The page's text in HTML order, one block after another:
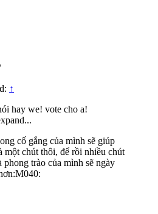
↑
hay we! vote cho a!
cố gắng của mình sẽ giúp
một chút thôi, để rồi nhiều chút
phong trào của mình sẽ ngày